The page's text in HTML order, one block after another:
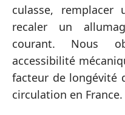
culasse,
recaler un
courant. Nous
accessibilité
facteur de longévité
circulation en France.